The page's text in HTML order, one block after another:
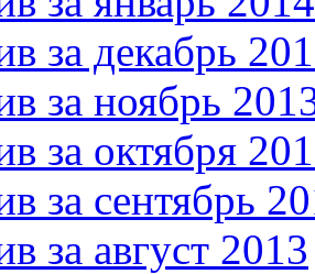
за декабрь
за ноябрь
за октября
за сентябрь
за август 2013